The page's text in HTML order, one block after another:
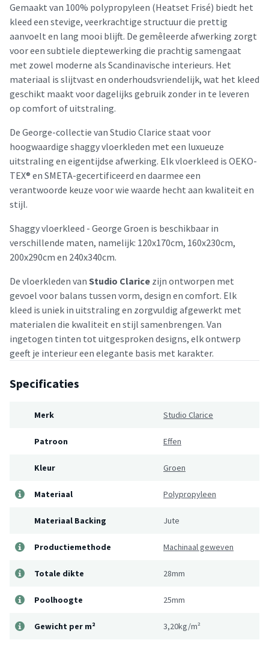
Gemaakt van 100% polypropyleen (Heatset Frisé) biedt het
kleed een stevige, veerkrachtige structuur die prettig
aanvoelt en lang mooi blijft. De gemêleerde afwerking zorgt
voor een subtiele dieptewerking die prachtig samengaat
met zowel moderne als Scandinavische interieurs. Het
materiaal is slijtvast en onderhoudsvriendelijk, wat het kleed
geschikt maakt voor dagelijks gebruik zonder in te leveren
op comfort of uitstraling.
De George-collectie van Studio Clarice staat voor
hoogwaardige shaggy vloerkleden met een luxueuze
uitstraling en eigentijdse afwerking. Elk vloerkleed is OEKO-
TEX® en SMETA-gecertificeerd en daarmee een
verantwoorde keuze voor wie waarde hecht aan kwaliteit en
stijl.
Shaggy vloerkleed - George Groen is beschikbaar in
verschillende maten, namelijk: 120x170cm, 160x230cm,
200x290cm en 240x340cm.
De vloerkleden van Studio Clarice zijn ontworpen met
gevoel voor balans tussen vorm, design en comfort. Elk
kleed is uniek in uitstraling en zorgvuldig afgewerkt met
materialen die kwaliteit en stijl samenbrengen. Van
ingetogen tinten tot uitgesproken designs, elk ontwerp
geeft je interieur een elegante basis met karakter.
Specificaties
Merk Studio Clarice
Patroon Effen
Kleur Groen
Materiaal Polypropyleen
Materiaal Backing Jute
Productiemethode Machinaal geweven
Totale dikte 28mm
Poolhoogte 25mm
Gewicht per m² 3,20kg/m²